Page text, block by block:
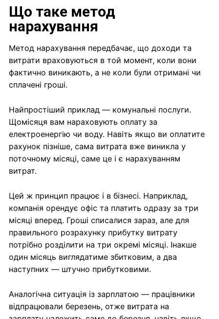
Що таке метод
нарахування
Метод нарахування передбачає, що доходи та
витрати враховуються в той момент, коли вони
фактично виникають, а не коли були отримані чи
сплачені гроші.
Найпростіший приклад — комунальні послуги.
Щомісяця вам нараховують оплату за
електроенергію чи воду. Навіть якщо ви оплатите
рахунок пізніше, сама витрата вже виникла у
поточному місяці, саме це і є нарахуванням
витрат.
Цей ж принцип працює і в бізнесі. Наприклад,
компанія орендує офіс та платить одразу за три
місяці вперед. Гроші списалися зараз, але для
правильного розрахунку прибутку витрату
потрібно розділити на три окремі місяці. Інакше
один місяць виглядатиме збитковим, а два
наступних — штучно прибутковими.
Аналогічна ситуація із зарплатою — працівники
відпрацювали березень, отже витрата на